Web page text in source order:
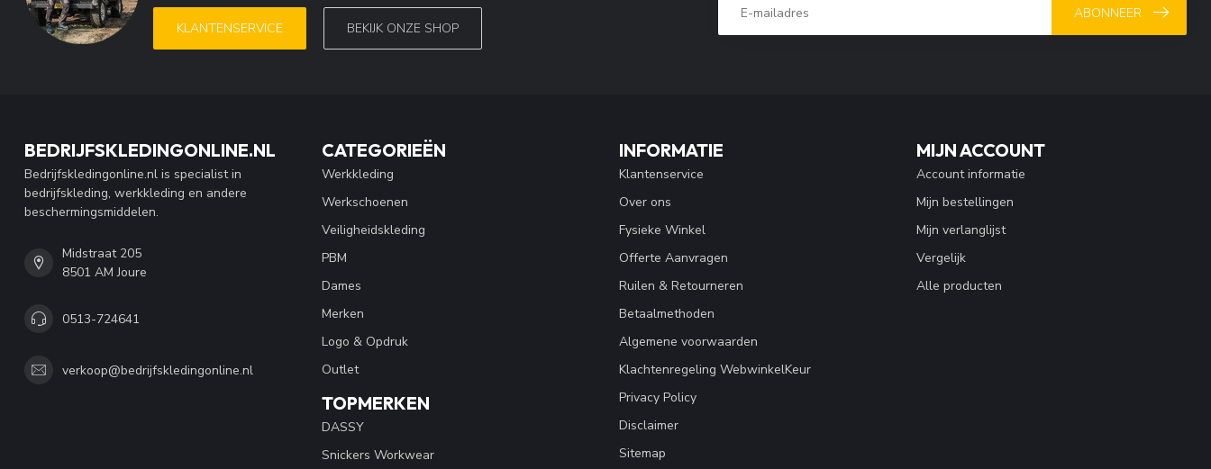
KLANTENSERVICE BEKIJK ONZE SHOP
ABONNEER
BEDRIJFSKLEDINGONLINE.NL
Bedrijfskledingonline.nl is specialist in
bedrijfskleding, werkkleding en andere
beschermingsmiddelen.
Midstraat 205
8501 AM Joure
0513-724641
verkoop@bedrijfskledingonline.nl
CATEGORIEËN
Werkkleding
Werkschoenen
Veiligheidskleding
PBM
Dames
Merken
Logo & Opdruk
Outlet
TOPMERKEN
DASSY
Snickers Workwear
INFORMATIE
Klantenservice
Over ons
Fysieke Winkel
Offerte Aanvragen
Ruilen & Retourneren
Betaalmethoden
Algemene voorwaarden
Klachtenregeling WebwinkelKeur
Privacy Policy
Disclaimer
Sitemap
MIJN ACCOUNT
Account informatie
Mijn bestellingen
Mijn verlanglijst
Vergelijk
Alle producten